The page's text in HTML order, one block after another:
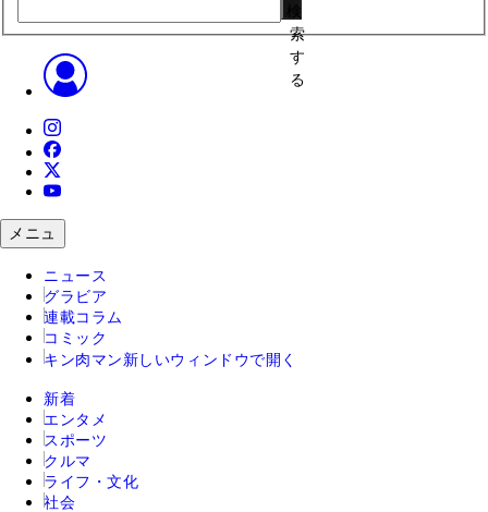
索
す
る
メニュ
ニュース
グラビア
連載コラム
コミック
キン肉マン 新しいウィンドウで開く
新着
エンタメ
スポーツ
クルマ
ライフ・文化
社会